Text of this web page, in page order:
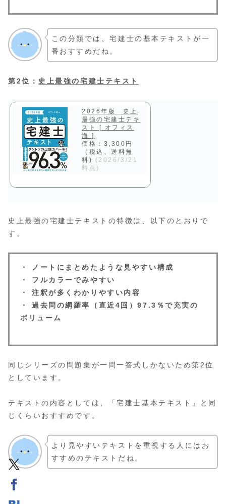
この分類では、宅建士の基本テキストが一
番おすすめだね。
第2位： 史上最強の宅建士テキスト
2026年版 史上
最強の宅建士テキ
スト [ オフィス
海 ]
価格：3,300円
（税込、送料無
料)
(2026/3/21
時点)
史上最強の宅建士テキストの特徴は、以下のとおりで
す。
・ ノートにまとめたような見やすい構成
・ フルカラーでみやすい
・ 注釈が多くわかりやすい内容
・ 過去問の網羅率（直近4回）97.3％で充実の
ボリューム
同じシリーズの問題集が一問一答式しかないため第2位
としています。
テキストの内容としては、「宅建士基本テキスト」と同
じくらいおすすめです。
より見やすいテキストを重視する人にはお
すすめのテキストだね。